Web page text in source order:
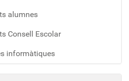
alumnes
Consell Escolar
informàtiques